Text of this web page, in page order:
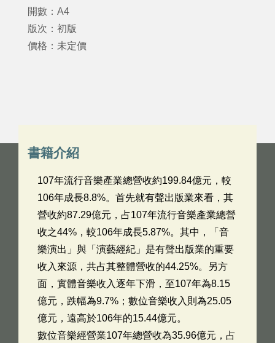
開數：A4
版次：初版
價格：未定價
書籍介紹
107年流行音樂產業總營收約199.84億元，較
106年成長8.8%。首先就有聲出版業來看，其
營收約87.29億元，占107年流行音樂產業總營
收之44%，較106年成長5.87%。其中，「音
樂演出」與「演藝經紀」是有聲出版業的重要
收入來源，共占其整體營收的44.25%。另方
面，實體音樂收入逐年下滑，至107年為8.15
億元，跌幅為9.7%；數位音樂收入則為25.05
億元，遠高於106年的15.44億元。
數位音樂經營業107年總營收為35.96億元，占